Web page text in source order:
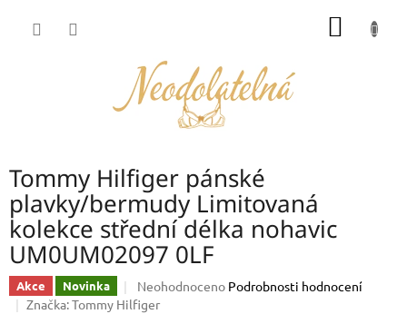
Tommy Hilfiger pánské
plavky/bermudy Limitovaná
kolekce střední délka nohavic
UM0UM02097 0LF
Akce Novinka
Průměrné
hodnocení
Neohodnoceno Podrobnosti hodnocení
Značka:Tommy Hilfiger